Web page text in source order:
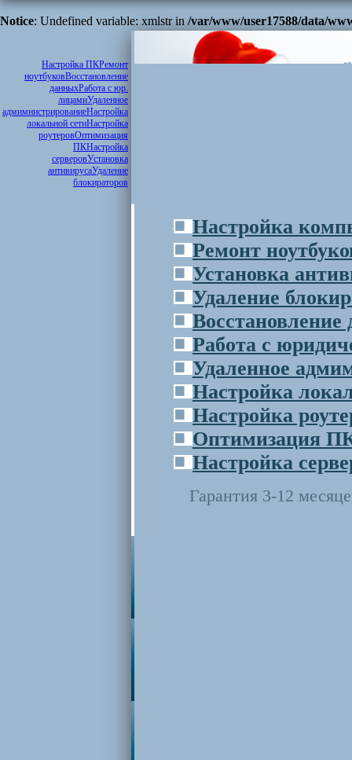
Notice: Undefined variable: xmlstr in /var/www/user17588/data/
Настройка ПКРемонт
ноутбуковВосстановление
данныхРабота с юр.
лицамиУдаленное
адмимнистрированиеНастройка
локальной сетиНастройка
роутеровОптимизация
ПКНастройка
серверовУстановка
антивирусаУдаление
блокираторов
Настройка
Ремонт
Установка
Удаление
Восстановление
Работа с
Удаленное
Настройка
Настройка
Оптимизация
Настройка
Гарантия 3-12